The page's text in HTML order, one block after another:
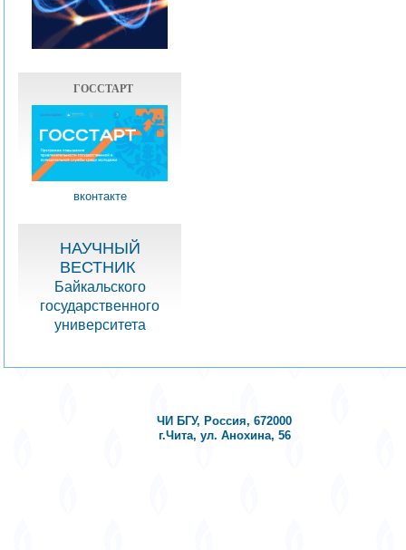
ГОССТАРТ
вконтакте
НАУЧНЫЙ
ВЕСТНИК
Байкальского
государственного
университета
ЧИ БГУ, Россия, 672000
г.Чита, ул. Анохина, 56